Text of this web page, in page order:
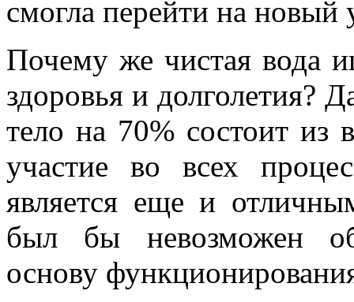
смогла перейти на новый
Почему же чистая вода
здоровья и долголетия?
тело на 70% состоит из
участие во всех
является еще и
был бы невозможен
основу